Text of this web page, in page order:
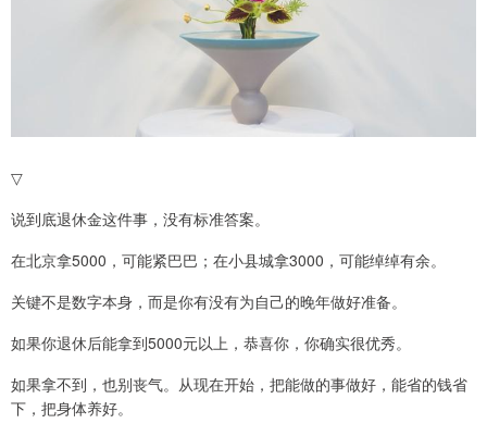
▽
说到底退休金这件事，没有标准答案。
在北京拿5000，可能紧巴巴；在小县城拿3000，可能绰绰有余。
关键不是数字本身，而是你有没有为自己的晚年做好准备。
如果你退休后能拿到5000元以上，恭喜你，你确实很优秀。
如果拿不到，也别丧气。从现在开始，把能做的事做好，能省的钱省
下，把身体养好。